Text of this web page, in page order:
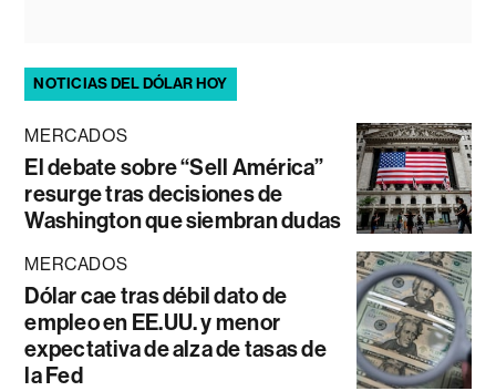
NOTICIAS DEL DÓLAR HOY
MERCADOS
El debate sobre “Sell América”
resurge tras decisiones de
Washington que siembran dudas
MERCADOS
Dólar cae tras débil dato de
empleo en EE.UU. y menor
expectativa de alza de tasas de
la Fed